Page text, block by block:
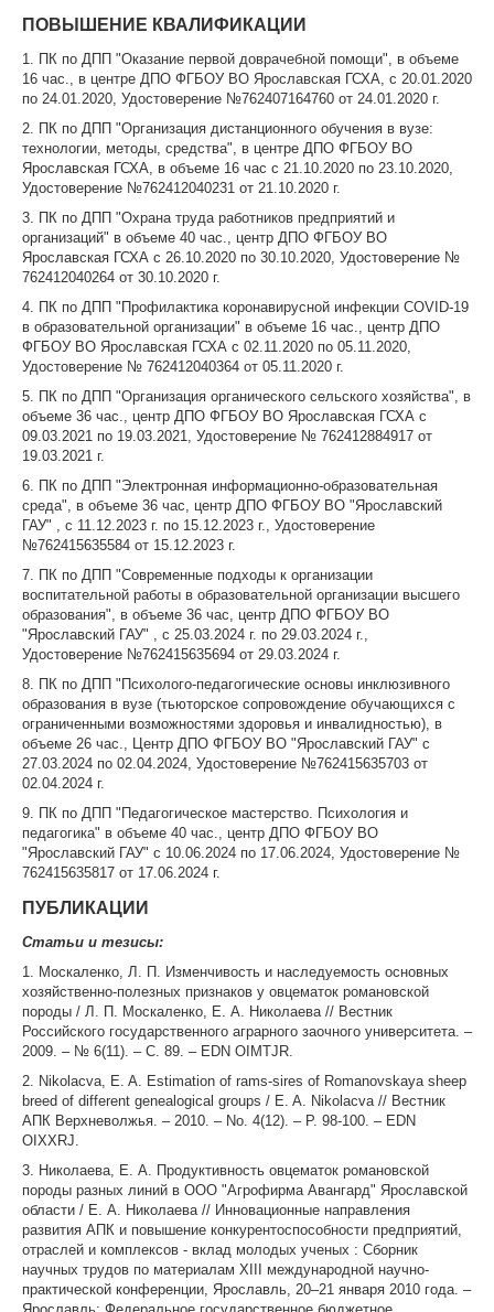
ПОВЫШЕНИЕ КВАЛИФИКАЦИИ
1. ПК по ДПП "Оказание первой доврачебной помощи", в объеме
16 час., в центре ДПО ФГБОУ ВО Ярославская ГСХА, с 20.01.2020
по 24.01.2020, Удостоверение №762407164760 от 24.01.2020 г.
2. ПК по ДПП "Организация дистанционного обучения в вузе:
технологии, методы, средства", в центре ДПО ФГБОУ ВО
Ярославская ГСХА, в объеме 16 час с 21.10.2020 по 23.10.2020,
Удостоверение №762412040231 от 21.10.2020 г.
3. ПК по ДПП "Охрана труда работников предприятий и
организаций" в объеме 40 час., центр ДПО ФГБОУ ВО
Ярославская ГСХА с 26.10.2020 по 30.10.2020, Удостоверение №
762412040264 от 30.10.2020 г.
4. ПК по ДПП "Профилактика коронавирусной инфекции COVID-19
в образовательной организации" в объеме 16 час., центр ДПО
ФГБОУ ВО Ярославская ГСХА с 02.11.2020 по 05.11.2020,
Удостоверение № 762412040364 от 05.11.2020 г.
5. ПК по ДПП "Организация органического сельского хозяйства", в
объеме 36 час., центр ДПО ФГБОУ ВО Ярославская ГСХА с
09.03.2021 по 19.03.2021, Удостоверение № 762412884917 от
19.03.2021 г.
6. ПК по ДПП "Электронная информационно-образовательная
среда", в объеме 36 час, центр ДПО ФГБОУ ВО "Ярославский
ГАУ" , с 11.12.2023 г. по 15.12.2023 г., Удостоверение
№762415635584 от 15.12.2023 г.
7. ПК по ДПП "Современные подходы к организации
воспитательной работы в образовательной организации высшего
образования", в объеме 36 час, центр ДПО ФГБОУ ВО
"Ярославский ГАУ" , с 25.03.2024 г. по 29.03.2024 г.,
Удостоверение №762415635694 от 29.03.2024 г.
8. ПК по ДПП "Психолого-педагогические основы инклюзивного
образования в вузе (тьюторское сопровождение обучающихся с
ограниченными возможностями здоровья и инвалидностью), в
объеме 26 час., Центр ДПО ФГБОУ ВО "Ярославский ГАУ" с
27.03.2024 по 02.04.2024, Удостоверение №762415635703 от
02.04.2024 г.
9. ПК по ДПП "Педагогическое мастерство. Психология и
педагогика" в объеме 40 час., центр ДПО ФГБОУ ВО
"Ярославский ГАУ" с 10.06.2024 по 17.06.2024, Удостоверение №
762415635817 от 17.06.2024 г.
ПУБЛИКАЦИИ
Статьи и тезисы:
1. Москаленко, Л. П. Изменчивость и наследуемость основных
хозяйственно-полезных признаков у овцематок романовской
породы / Л. П. Москаленко, Е. А. Николаева // Вестник
Российского государственного аграрного заочного университета. –
2009. – № 6(11). – С. 89. – EDN OIMTJR.
2. Nikolacva, E. A. Estimation of rams-sires of Romanovskaya sheep
breed of different genealogical groups / E. A. Nikolacva // Вестник
АПК Верхневолжья. – 2010. – No. 4(12). – P. 98-100. – EDN
OIXXRJ.
3. Николаева, Е. А. Продуктивность овцематок романовской
породы разных линий в ООО "Агрофирма Авангард" Ярославской
области / Е. А. Николаева // Инновационные направления
развития АПК и повышение конкурентоспособности предприятий,
отраслей и комплексов - вклад молодых ученых : Сборник
научных трудов по материалам XIII международной научно-
практической конференции, Ярославль, 20–21 января 2010 года. –